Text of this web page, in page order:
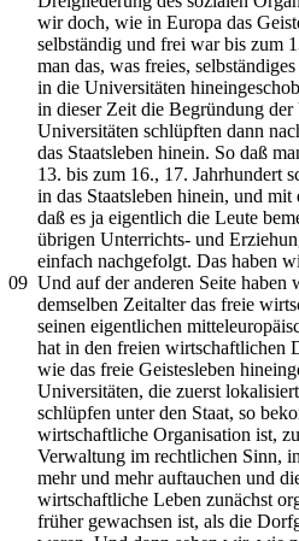
wir doch, wie in Europa das
selbständig und frei war bis zum
man das, was freies,
in die Universitäten
in dieser Zeit die Begründung
Universitäten schlüpften dann
das Staats­leben hinein. So daß
13. bis zum 16., 17. Jahrhundert
in das Staatsleben hinein, und
daß es ja eigentlich die Leute
übrigen Unterrichts- und
einfach nachgefolgt. Das haben
09 Und auf der anderen Seite haben
demselben Zeitalter das freie
seinen eigentlichen
hat in den freien wirtschaftlichen
wie das freie Geistesleben
Universitäten, die zuerst
schlüpfen unter den Staat, so
wirtschaftliche Organisation ist,
Verwaltung im rechtlichen Sinn,
mehr und mehr auftauchen und
wirtschaftliche Leben zunächst
früher gewachsen ist, als die